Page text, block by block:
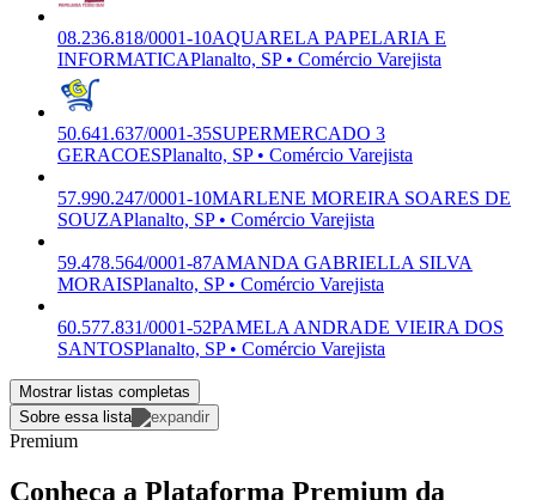
08.236.818/0001-10AQUARELA PAPELARIA E
INFORMATICAPlanalto, SP • Comércio Varejista
50.641.637/0001-35SUPERMERCADO 3
GERACOESPlanalto, SP • Comércio Varejista
57.990.247/0001-10MARLENE MOREIRA SOARES DE
SOUZAPlanalto, SP • Comércio Varejista
59.478.564/0001-87AMANDA GABRIELLA SILVA
MORAISPlanalto, SP • Comércio Varejista
60.577.831/0001-52PAMELA ANDRADE VIEIRA DOS
SANTOSPlanalto, SP • Comércio Varejista
Mostrar listas completas
Sobre essa lista
Premium
Conheça a Plataforma Premium da